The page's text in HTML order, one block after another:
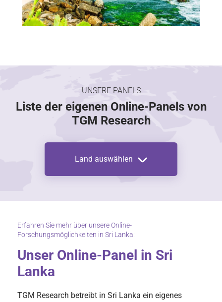
UNSERE PANELS
Liste der eigenen Online-Panels von
TGM Research
Land auswählen
Erfahren Sie mehr über unsere Online-
Forschungsmöglichkeiten in Sri Lanka:
Unser Online-Panel in Sri
Lanka
TGM Research betreibt in Sri Lanka ein eigenes